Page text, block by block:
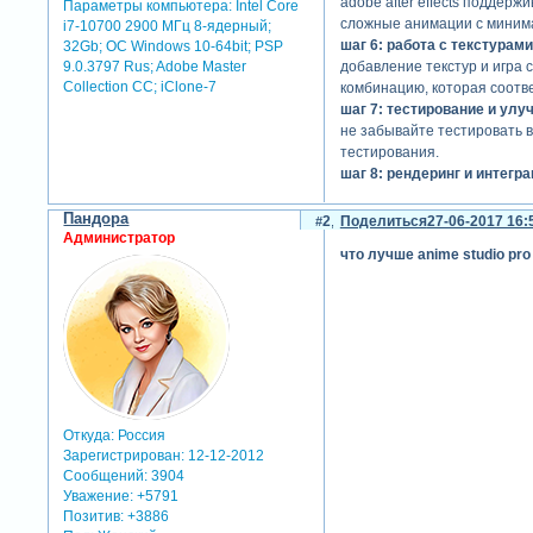
Параметры компьютера: Intel Core
i7-10700 2900 МГц 8-ядерный;
32Gb; ОС Windows 10-64bit; PSP
9.0.3797 Rus; Adobe Master
Collection СС; iClone-7
сложные анимации с
шаг 6: работа с
добавление текстур и
комбинацию, которая
шаг 7: тестирование и
не забывайте тестировать
тестирования.
шаг 8: рендеринг и
или веб-сериал.
уникальные и яркие
с жестами и движениями,
Поделиться
2 27-06-2017
Пандора
Администратор
Откуда: Россия
Зарегистрирован: 12-12-2012
Сообщений: 3904
Уважение: +5791
Позитив: +3886
что лучше anime studio